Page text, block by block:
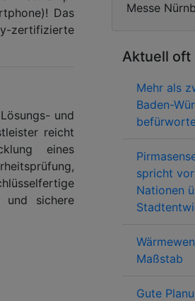
Das
zertifizierte
und
reicht
eines
und sichere
Messe
Aktuell oft
Mehr als
Baden-
spricht
Nationen
Maßstab
Gute